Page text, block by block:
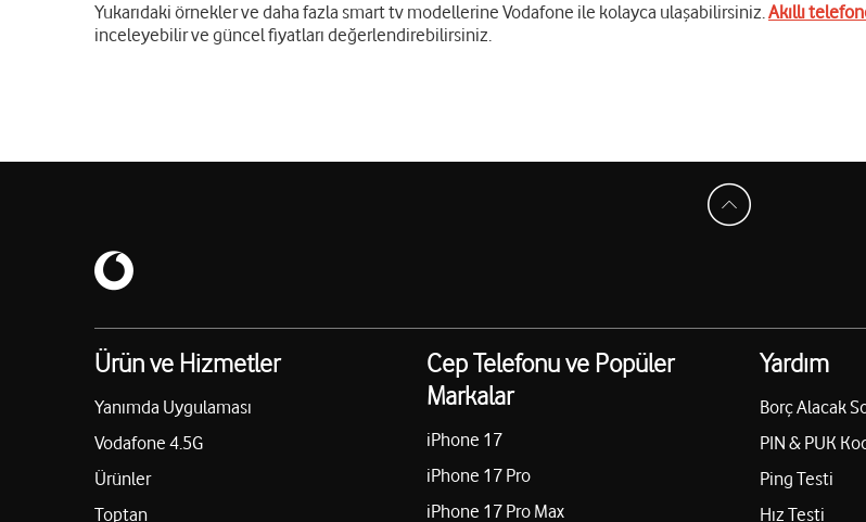
Yukarıdaki örnekler ve daha fazla smart tv modellerine Vodafone ile kolayca ulaşabilirsiniz.Akıllı
inceleyebilir ve güncel fiyatları değerlendirebilirsiniz.
Ürün ve Hizmetler
Yanımda Uygulaması
Vodafone 4.5G
Ürünler
Toptan
Cep Telefonu ve Popüler
Markalar
iPhone 17
iPhone 17 Pro
iPhone 17 Pro Max
Yardım
Borç Alacak
PIN & PUK
Ping Testi
Hız Testi